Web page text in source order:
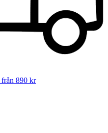
från 890 kr